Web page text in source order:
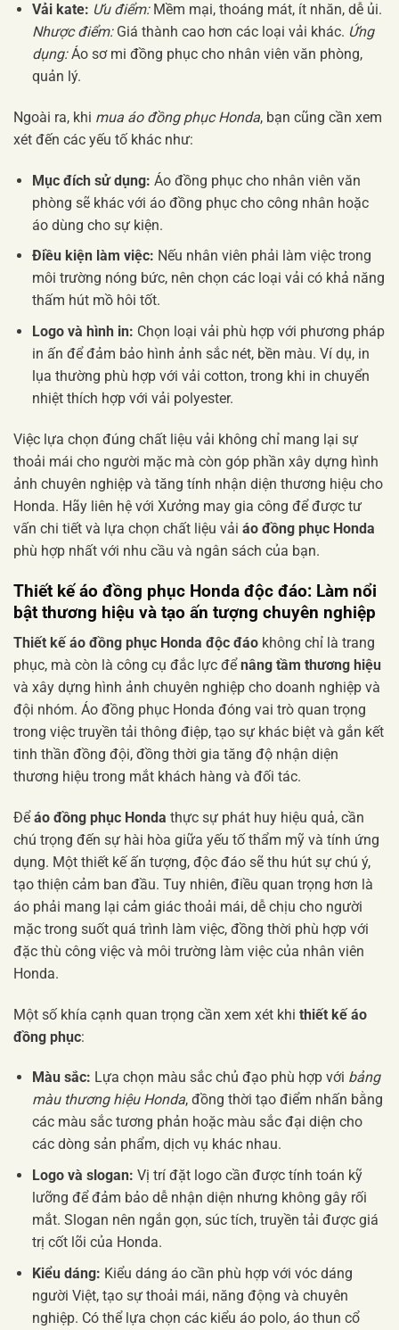
Vải kate: Ưu điểm:Mềm mại, thoáng mát, ít nhăn, dễ ủi.
Nhược điểm:Giá thành cao hơn các loại vải khác. Ứng
dụng:Áo sơ mi đồng phục cho nhân viên văn phòng,
quản lý.
Ngoài ra, khi mua áo đồng phục Honda, bạn cũng cần xem
xét đến các yếu tố khác như:
Mục đích sử dụng: Áo đồng phục cho nhân viên văn
phòng sẽ khác với áo đồng phục cho công nhân hoặc
áo dùng cho sự kiện.
Điều kiện làm việc: Nếu nhân viên phải làm việc trong
môi trường nóng bức, nên chọn các loại vải có khả năng
thấm hút mồ hôi tốt.
Logo và hình in: Chọn loại vải phù hợp với phương pháp
in ấn để đảm bảo hình ảnh sắc nét, bền màu. Ví dụ, in
lụa thường phù hợp với vải cotton, trong khi in chuyển
nhiệt thích hợp với vải polyester.
Việc lựa chọn đúng chất liệu vải không chỉ mang lại sự
thoải mái cho người mặc mà còn góp phần xây dựng hình
ảnh chuyên nghiệp và tăng tính nhận diện thương hiệu cho
Honda. Hãy liên hệ với Xưởng may gia công để được tư
vấn chi tiết và lựa chọn chất liệu vải áo đồng phục Honda
phù hợp nhất với nhu cầu và ngân sách của bạn.
Thiết kế áo đồng phục Honda độc đáo: Làm nổi
bật thương hiệu và tạo ấn tượng chuyên nghiệp
Thiết kế áo đồng phục Honda độc đáo không chỉ là trang
phục, mà còn là công cụ đắc lực đểnâng tầm thương hiệu
và xây dựng hình ảnh chuyên nghiệp cho doanh nghiệp và
đội nhóm. Áo đồng phục Honda đóng vai trò quan trọng
trong việc truyền tải thông điệp, tạo sự khác biệt và gắn kết
tinh thần đồng đội, đồng thời gia tăng độ nhận diện
thương hiệu trong mắt khách hàng và đối tác.
Đểáo đồng phục Honda thực sự phát huy hiệu quả, cần
chú trọng đến sự hài hòa giữa yếu tố thẩm mỹ và tính ứng
dụng. Một thiết kế ấn tượng, độc đáo sẽ thu hút sự chú ý,
tạo thiện cảm ban đầu. Tuy nhiên, điều quan trọng hơn là
áo phải mang lại cảm giác thoải mái, dễ chịu cho người
mặc trong suốt quá trình làm việc, đồng thời phù hợp với
đặc thù công việc và môi trường làm việc của nhân viên
Honda.
Một số khía cạnh quan trọng cần xem xét khi thiết kế áo
đồng phục:
Màu sắc: Lựa chọn màu sắc chủ đạo phù hợp với bảng
màu thương hiệu Honda, đồng thời tạo điểm nhấn bằng
các màu sắc tương phản hoặc màu sắc đại diện cho
các dòng sản phẩm, dịch vụ khác nhau.
Logo và slogan: Vị trí đặt logo cần được tính toán kỹ
lưỡng để đảm bảo dễ nhận diện nhưng không gây rối
mắt. Slogan nên ngắn gọn, súc tích, truyền tải được giá
trị cốt lõi của Honda.
Kiểu dáng: Kiểu dáng áo cần phù hợp với vóc dáng
người Việt, tạo sự thoải mái, năng động và chuyên
nghiệp. Có thể lựa chọn các kiểu áo polo, áo thun cổ